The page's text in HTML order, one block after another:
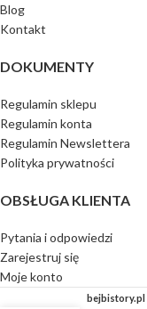
Blog
Kontakt
DOKUMENTY
Regulamin sklepu
Regulamin konta
Regulamin Newslettera
Polityka prywatności
OBSŁUGA KLIENTA
Pytania i odpowiedzi
Zarejestruj się
Moje konto
bejbistory.pl